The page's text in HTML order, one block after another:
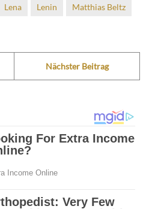
Lena Lenin
Matthias Beltz
Nächster Beitrag